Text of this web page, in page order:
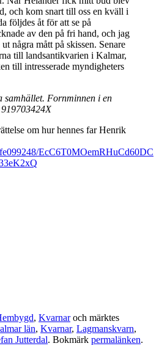
och kom snart till oss en kväll i
följdes åt för att se på
av den på fri hand, och jag
några mått på skissen. Senare
till landsantikvarien i Kalmar,
till intresserade myndigheters
samhället. Fornminnen i en
om hur hennes far Henrik
EcC6T0MOemRHuCd60DC
, Kvarnaroch märktes
län, Kvarnar, Lagmanskvarn,
Jutterdal. Bokmärk permalänken.